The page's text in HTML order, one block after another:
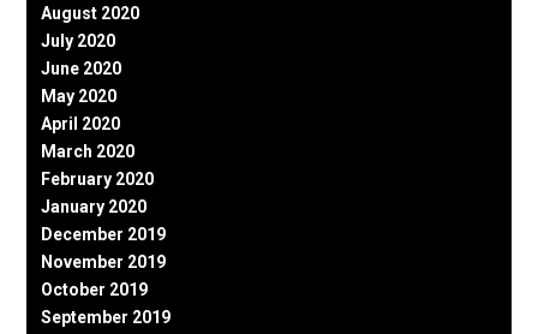
August 2020
July 2020
June 2020
May 2020
April 2020
March 2020
February 2020
January 2020
December 2019
November 2019
October 2019
September 2019